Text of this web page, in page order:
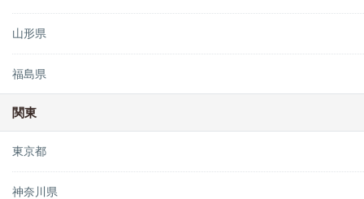
山形県
福島県
関東
東京都
神奈川県